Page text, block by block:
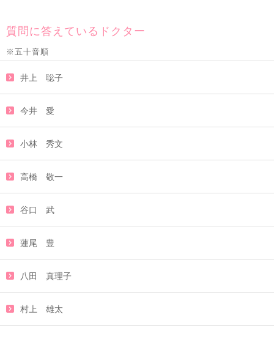
質問に答えているドクター
※五十音順
井上 聡子
今井 愛
小林 秀文
高橋 敬一
谷口 武
蓮尾 豊
八田 真理子
村上 雄太